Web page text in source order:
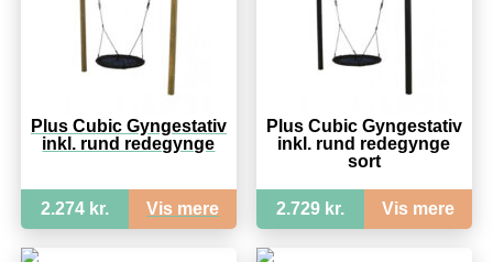
Plus Cubic Gyngestativ
inkl. rund redegynge
2.274 kr. Vis mere
Plus Cubic Gyngestativ
inkl. rund redegynge
sort
2.729 kr. Vis mere